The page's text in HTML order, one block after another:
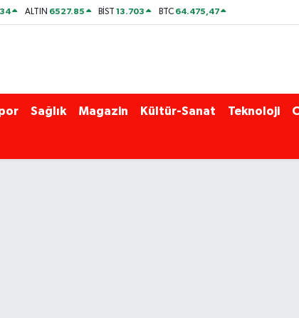
ALTIN 6527.85 BİST13.703 BTC 64.475,47
Sağlık Magazin Kültür-Sanat Teknoloji